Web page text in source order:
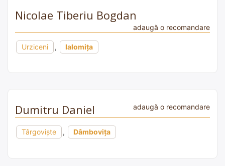
Nicolae Tiberiu Bogdan
adaugă o recomandare
Urziceni , Ialomița
Dumitru Daniel adaugă o recomandare
Târgoviște , Dâmbovița